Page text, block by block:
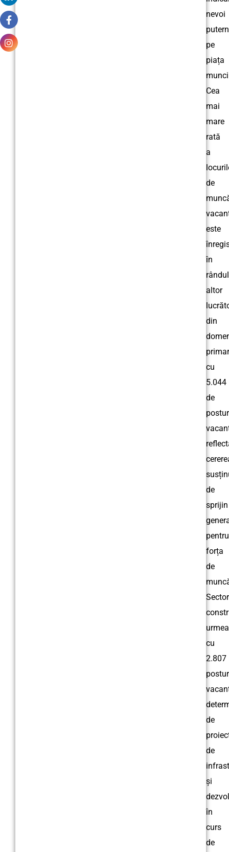
nevoi
pe
piața
Cea
mai
mare
rată
a
de
este
în
rândul
altor
din
cu
5.044
de
de
sprijin
pentru
forța
de
cu
2.807
de
de
și
în
curs
de